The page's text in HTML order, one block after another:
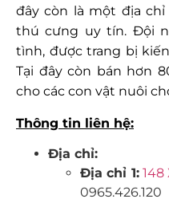
đây còn là một địa
thú cưng uy tín. Đội
tình, được trang bị
Tại đây còn bán hơn
cho các con vật nuôi
Thông tin liên hệ:
Địa chỉ:
Địa chỉ 1: 148
0965.426.120